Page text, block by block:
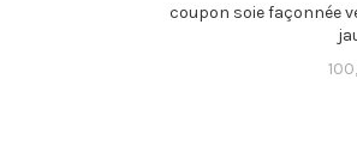
coupon soie façonnée